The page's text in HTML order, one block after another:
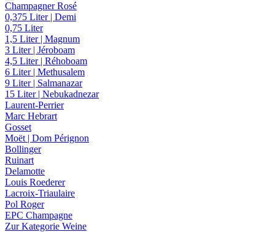
Champagner Rosé
0,375 Liter | Demi
0,75 Liter
1,5 Liter | Magnum
3 Liter | Jéroboam
4,5 Liter | Réhoboam
6 Liter | Methusalem
9 Liter | Salmanazar
15 Liter | Nebukadnezar
Laurent-Perrier
Marc Hebrart
Gosset
Moët | Dom Pérignon
Bollinger
Ruinart
Delamotte
Louis Roederer
Lacroix-Triaulaire
Pol Roger
EPC Champagne
Zur Kategorie Weine